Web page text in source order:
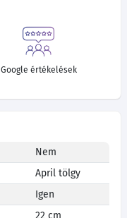
Google értékelések
Nem
April tölgy
Igen
22 cm